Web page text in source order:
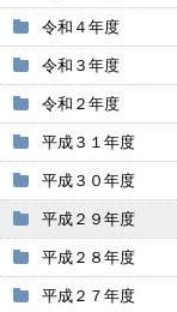
令和４年度
令和３年度
令和２年度
平成３１年度
平成３０年度
平成２９年度
平成２８年度
平成２７年度